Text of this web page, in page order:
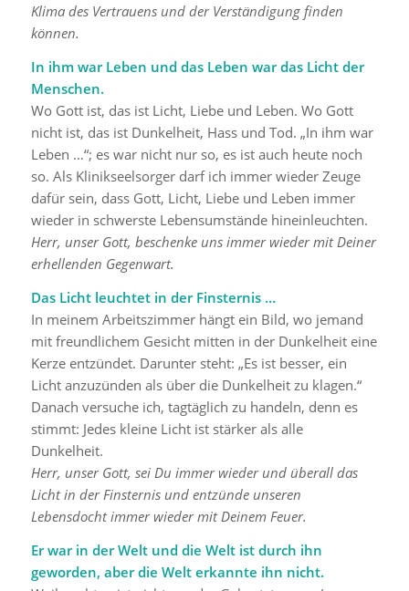
Klima des Vertrauens und der Verständigung finden
können.
In ihm war Leben und das Leben war das Licht der
Menschen.
Wo Gott ist, das ist Licht, Liebe und Leben. Wo Gott
nicht ist, das ist Dunkelheit, Hass und Tod. „In ihm war
Leben …“; es war nicht nur so, es ist auch heute noch
so. Als Klinikseelsorger darf ich immer wieder Zeuge
dafür sein, dass Gott, Licht, Liebe und Leben immer
wieder in schwerste Lebensumstände hineinleuchten.
Herr, unser Gott, beschenke uns immer wieder mit Deiner
erhellenden Gegenwart.
Das Licht leuchtet in der Finsternis …
In meinem Arbeitszimmer hängt ein Bild, wo jemand
mit freundlichem Gesicht mitten in der Dunkelheit eine
Kerze entzündet. Darunter steht: „Es ist besser, ein
Licht anzuzünden als über die Dunkelheit zu klagen.“
Danach versuche ich, tagtäglich zu handeln, denn es
stimmt: Jedes kleine Licht ist stärker als alle
Dunkelheit.
Herr, unser Gott, sei Du immer wieder und überall das
Licht in der Finsternis und entzünde unseren
Lebensdocht immer wieder mit Deinem Feuer.
Er war in der Welt und die Welt ist durch ihn
geworden, aber die Welt erkannte ihn nicht.